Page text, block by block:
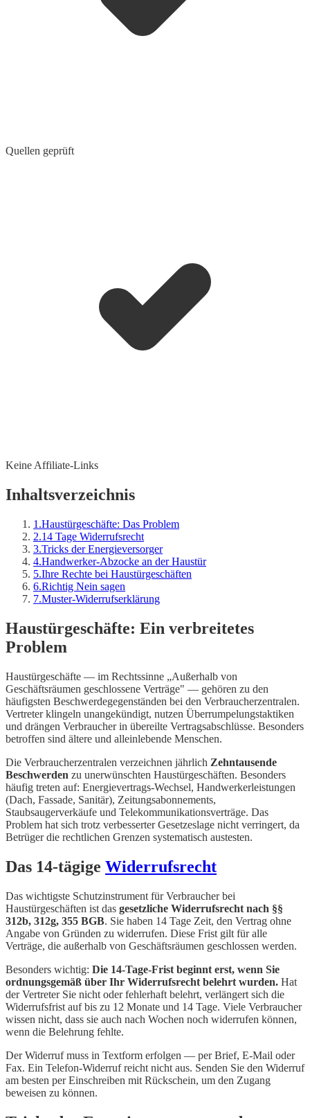
Quellen geprüft
Keine Affiliate-Links
Inhaltsverzeichnis
1 .Haustürgeschäfte: Das Problem
2.14 Tage Widerrufsrecht
3.Tricks der Energieversorger
4.Handwerker-Abzocke an der Haustür
5.Ihre Rechte bei Haustürgeschäften
6.Richtig Nein sagen
7.Muster-Widerrufserklärung
Haustürgeschäfte: Ein verbreitetes
Problem
Haustürgeschäfte — im Rechtssinne „Außerhalb von
Geschäftsräumen geschlossene Verträge" — gehören zu den
häufigsten Beschwerdegegenständen bei den Verbraucherzentralen.
Vertreter klingeln unangekündigt, nutzen Überrumpelungstaktiken
und drängen Verbraucher in übereilte Vertragsabschlüsse. Besonders
betroffen sind ältere und alleinlebende Menschen.
Die Verbraucherzentralen verzeichnen jährlich Zehntausende
Beschwerden zu unerwünschten Haustürgeschäften. Besonders
häufig treten auf: Energievertrags-Wechsel, Handwerkerleistungen
(Dach, Fassade, Sanitär), Zeitungsabonnements,
Staubsaugerverkäufe und Telekommunikationsverträge. Das
Problem hat sich trotz verbesserter Gesetzeslage nicht verringert, da
Betrüger die rechtlichen Grenzen systematisch austesten.
Das 14-tägige Widerrufsrecht
Das wichtigste Schutzinstrument für Verbraucher bei
Haustürgeschäften ist das gesetzliche Widerrufsrecht nach §§
312b, 312g, 355 BGB. Sie haben 14 Tage Zeit, den Vertrag ohne
Angabe von Gründen zu widerrufen. Diese Frist gilt für alle
Verträge, die außerhalb von Geschäftsräumen geschlossen werden.
Besonders wichtig: Die 14-Tage-Frist beginnt erst, wenn Sie
ordnungsgemäß über Ihr Widerrufsrecht belehrt wurden. Hat
der Vertreter Sie nicht oder fehlerhaft belehrt, verlängert sich die
Widerrufsfrist auf bis zu 12 Monate und 14 Tage. Viele Verbraucher
wissen nicht, dass sie auch nach Wochen noch widerrufen können,
wenn die Belehrung fehlte.
Der Widerruf muss in Textform erfolgen — per Brief, E-Mail oder
Fax. Ein Telefon-Widerruf reicht nicht aus. Senden Sie den Widerruf
am besten per Einschreiben mit Rückschein, um den Zugang
beweisen zu können.